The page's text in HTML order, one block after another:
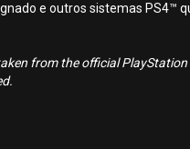
e outros sistemas PS4™
from the official PlayStation